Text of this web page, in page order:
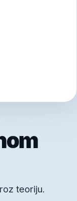
teoriju.